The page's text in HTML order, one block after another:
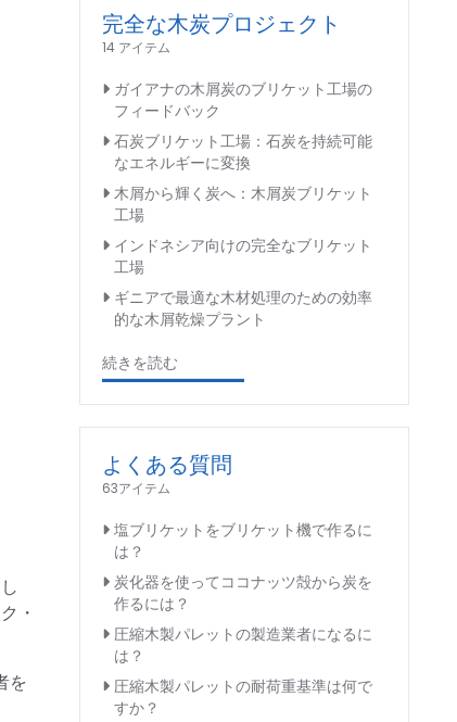
・
を
完全な木炭プロジェクト
14 アイテム
ガイアナの木屑炭のブリケット工場の
フィードバック
石炭ブリケット工場：石炭を持続可能
なエネルギーに変換
木屑から輝く炭へ：木屑炭ブリケット
工場
インドネシア向けの完全なブリケット
工場
ギニアで最適な木材処理のための効率
的な木屑乾燥プラント
続きを読む
よくある質問
63アイテム
塩ブリケットをブリケット機で作るに
は？
炭化器を使ってココナッツ殻から炭を
作るには？
圧縮木製パレットの製造業者になるに
は？
圧縮木製パレットの耐荷重基準は何で
すか？